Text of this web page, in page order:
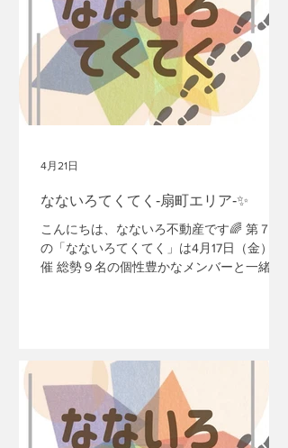
なないろてくてく-扇町エリア-✨
こんにちは、なないろ不動産です🌈 第７回
の「なないろてくてく」は4月17日（金）開
催 総勢９名の個性豊かなメンバーと一緒に
歩くお散歩企画です‍‍👟✨ 車社会の香川県...普
段通り過ぎている道も、歩いてみると 😊
「あ、こんなところに素敵なお店が！」 😊
「この建物の造り、面白い！」 という発見
がたくさんあります。 今回の「てくてく」
4月21日